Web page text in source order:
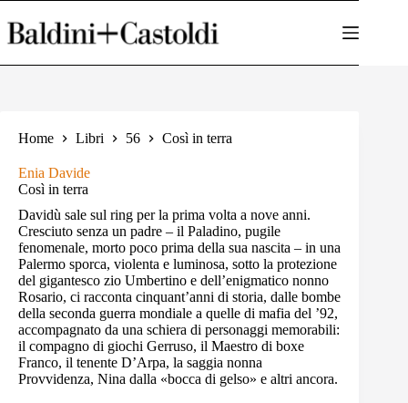
al
contenuto
Home Libri 56 Così in terra
Enia Davide
Così in terra
Davidù sale sul ring per la prima volta a nove anni.
Cresciuto senza un padre – il Paladino, pugile
fenomenale, morto poco prima della sua nascita – in una
Palermo sporca, violenta e luminosa, sotto la protezione
del gigantesco zio Umbertino e dell’enigmatico nonno
Rosario, ci racconta cinquant’anni di storia, dalle bombe
della seconda guerra mondiale a quelle di mafia del ’92,
accompagnato da una schiera di personaggi memorabili:
il compagno di giochi Gerruso, il Maestro di boxe
Franco, il tenente D’Arpa, la saggia nonna
Provvidenza, Nina dalla «bocca di gelso» e altri ancora.